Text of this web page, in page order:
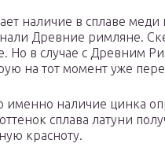
наличие в сплаве
Древние римляне.
Но в случае с Древним
на тот момент уже
именно наличие цинка
сплава латуни
красноту.